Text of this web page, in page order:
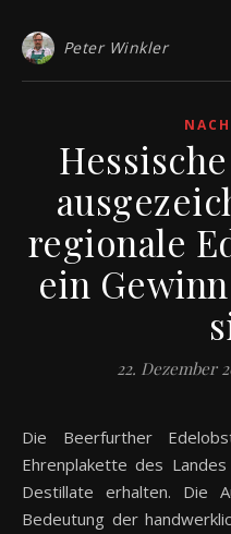
Peter Winkler
regionale
ein
22. Dezember
Die Beerfurther Edelobstbrennerei hat die Goldene
Ehrenplakette des
Destillate erhalten. Die
Bedeutung der